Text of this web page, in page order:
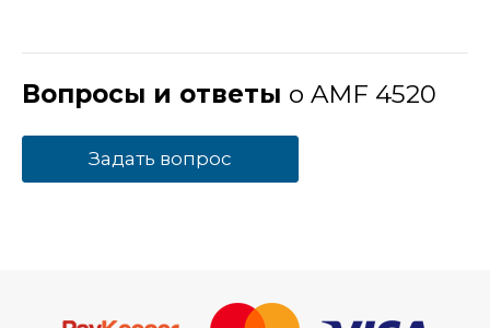
Вопросы и ответы о AMF 4520
Задать вопрос